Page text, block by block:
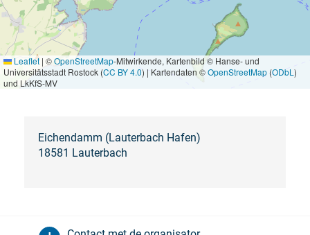
Leaflet | ©OpenStreetMap-Mitwirkende, Kartenbild © Hanse- und
Universitätsstadt Rostock (CC BY 4.0) | Kartendaten ©OpenStreetMap (ODbL )
und LkKfS-MV
Eichendamm (Lauterbach Hafen)
18581 Lauterbach